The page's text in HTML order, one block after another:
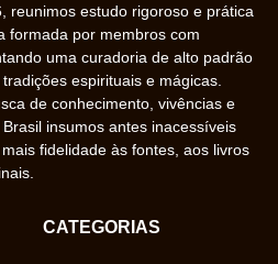
reunimos estudo rigoroso e prática
formada por membros com
uma curadoria de alto padrão
espirituais e mágicas.
de conhecimento, vivências e
insumos antes inacessíveis
fidelidade às fontes, aos livros
CATEGORIAS